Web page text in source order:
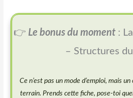
👉 Le bonus du moment:
– Structures
Ce n’est pas un mode d’emploi, mais
terrain. Prends cette fiche, pose-toi